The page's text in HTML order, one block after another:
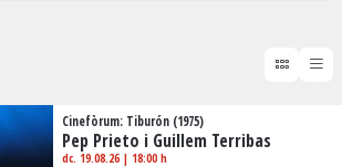
Cinefòrum: Tiburón (1975)
Pep Prieto i Guillem Terribas
dc. 19.08.26| 18:00 h